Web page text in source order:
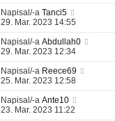
Napisal/-a Tanci5
29. Mar. 2023 14:55
Napisal/-a Abdullah0
29. Mar. 2023 12:34
Napisal/-a Reece69
25. Mar. 2023 12:58
Napisal/-a Ante10
23. Mar. 2023 11:22